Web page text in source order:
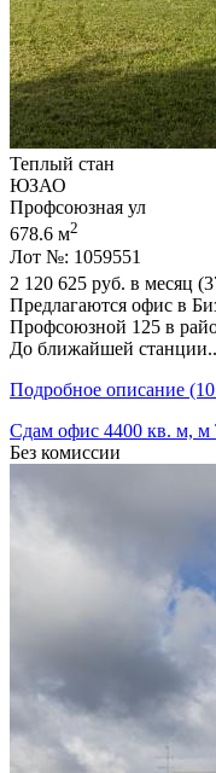
Теплый стан
ЮЗАО
Профсоюзная ул
678.6 м2
Лот №: 1059551
2 120 625 руб. в месяц
Предлагаются офис в
Профсоюзной 125 в
До ближайшей
Подробное описание
Сдам офис 4400 кв. м, м
Без комиссии